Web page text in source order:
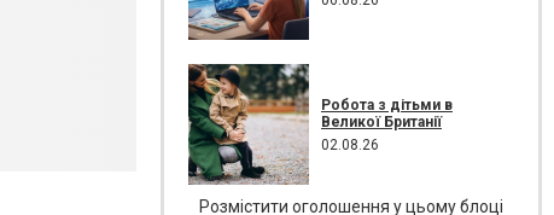
Робота з дітьми в
Великої Британії
02.08.26
Розмістити оголошення у цьому блоці